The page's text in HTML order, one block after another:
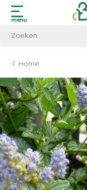
menu
Home